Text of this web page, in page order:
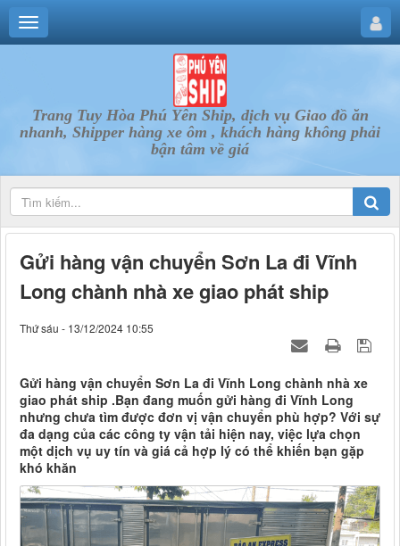
Trang Tuy Hòa Phú Yên Ship, dịch vụ Giao đồ ăn
nhanh, Shipper hàng xe ôm , khách hàng không phải
bận tâm về giá
Gửi hàng vận chuyển Sơn La đi Vĩnh
Long chành nhà xe giao phát ship
Thứ sáu - 13/12/2024 10:55
Gửi hàng vận chuyển Sơn La đi Vĩnh Long chành nhà xe
giao phát ship .Bạn đang muốn gửi hàng đi Vĩnh Long
nhưng chưa tìm được đơn vị vận chuyển phù hợp? Với sự
đa dạng của các công ty vận tải hiện nay, việc lựa chọn
một dịch vụ uy tín và giá cả hợp lý có thể khiến bạn gặp
khó khăn